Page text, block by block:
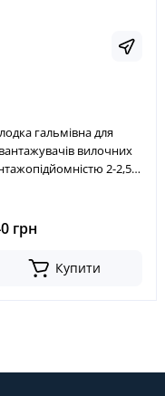
гальмівна для
вилочних
2-2,5
T7, Toyota 3-
20-25, 3-8FG20-25, 6-
30, 6-8FG28-30, 20-25,
25, CPD20-25)
грн
Купити